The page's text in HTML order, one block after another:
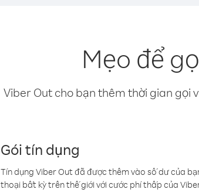
Mẹo để
Viber Out cho bạn thêm thời gian gọi
Gói tín dụng
Tín dụng Viber Out đã được thêm vào số dư của
thoại bất kỳ trên thế giới với cước phí thấp của